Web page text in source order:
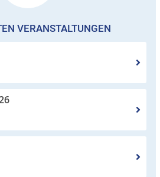
VERANSTALTUNGEN